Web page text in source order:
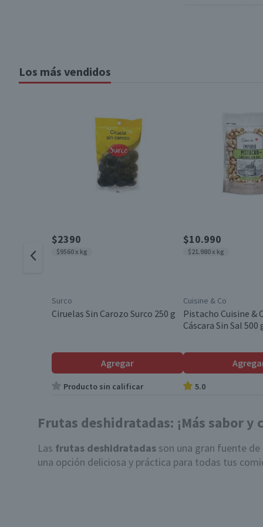
Los más vendidos
$2390
$9560 x kg
Surco
Ciruelas Sin Carozo Surco 250 g
Agregar
Producto sin calificar
$10.990
$21.980 x kg
Cuisine & Co
Pistacho Cuisine &
Cáscara Sin Sal 500
5.0
Frutas deshidratadas: ¡Más sabor y
Las frutas deshidratadas son una gran fuente
una opción deliciosa y práctica para todas tus